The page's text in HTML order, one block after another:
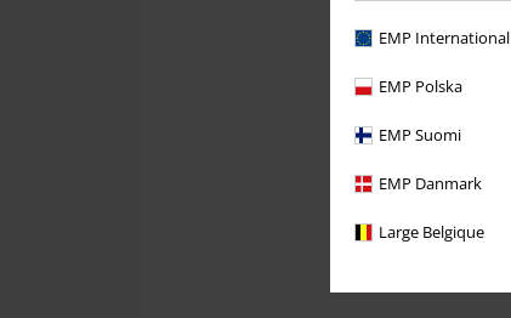
EMP International
EMP Polska
EMP Suomi
EMP Danmark
Large Belgique